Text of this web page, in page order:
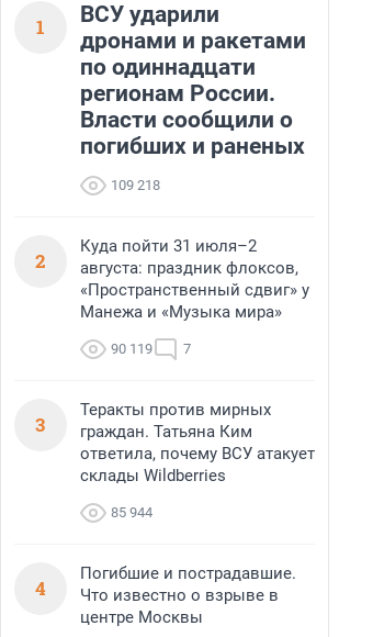
1
ВСУ ударили
дронами и ракетами
по одиннадцати
регионам России.
Власти сообщили о
погибших и раненых
109 218
2
Куда пойти 31 июля–2
августа: праздник флоксов,
«Пространственный сдвиг» у
Манежа и «Музыка мира»
90 119 7
3
Теракты против мирных
граждан. Татьяна Ким
ответила, почему ВСУ атакует
склады Wildberries
85 944
4
Погибшие и пострадавшие.
Что известно о взрыве в
центре Москвы